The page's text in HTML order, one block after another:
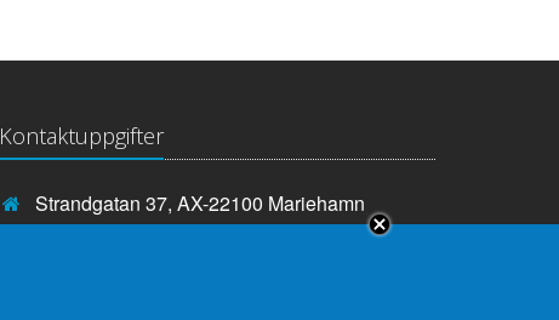
Kontaktuppgifter
Strandgatan 37, AX-22100 Mariehamn